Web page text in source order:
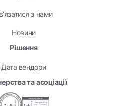
з нами
Новини
Рішення
Дата вендори
та асоціації